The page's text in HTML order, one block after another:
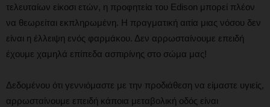
τελευταίων είκοσι ετών, η προφητεία του Edison μπορεί πλέον
να θεωρείται εκπληρωμένη. Η πραγματική αιτία μιας νόσου δεν
είναι η έλλειψη ενός φαρμάκου. Δεν αρρωσταίνουμε επειδή
έχουμε χαμηλά επίπεδα ασπιρίνης στο σώμα μας!
Δεδομένου ότι γεννιόμαστε με την προδιάθεση να είμαστε υγιείς,
αρρωσταίνουμε επειδή κάποια μεταβολική οδός είναι